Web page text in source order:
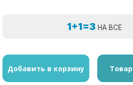
1+1=3 НА ВСЁ
Добавить в корзину